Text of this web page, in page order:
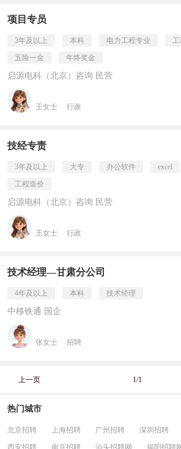
项目专员
3年及以上 本科 电力工程专业
工
五险一金
年终奖金
启源电科（北京）咨询 民营
王女士 行政
技经专责
3年及以上 大专 办公软件 excel
工程造价
启源电科（北京）咨询 民营
王女士 行政
技术经理—甘肃分公司
4年及以上 本科 技术经理
中移铁通 国企
张女士 招聘
上一页 1/1
热门城市
北京招聘 上海招聘 广州招聘 深圳招聘
西安招聘
南京招聘 汕头招聘网 揭阳招聘